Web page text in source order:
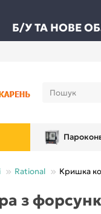
Б/У ТА НОВЕ
Rational Кришка
з